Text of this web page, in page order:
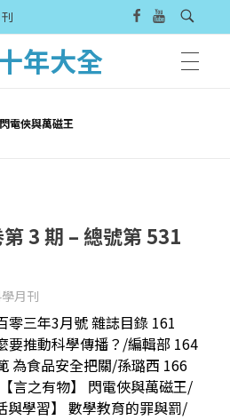
年大全
電俠與萬磁王
3 期 – 總號第 531
月刊
零三年3月號 雜誌目錄 161
要推動科學傳播？/編輯部 164
為食品安全把關/孫璐西 166
言之有物】 閃電俠與萬磁王/
學習】 數學教育的罪與罰/